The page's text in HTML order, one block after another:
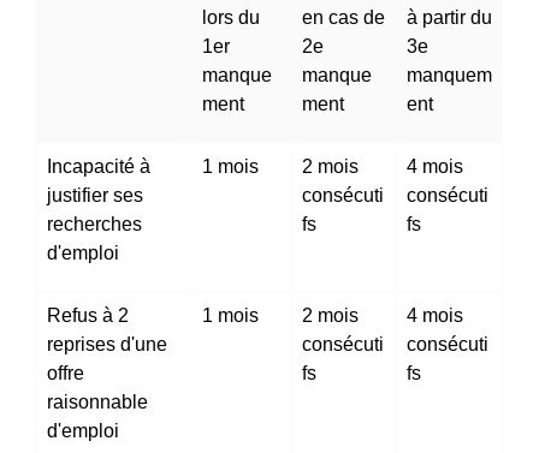
lors du
1er
manque
ment
en cas de
2e
manque
ment
à partir du
3e
manquem
ent
Incapacité à
justifier ses
recherches
d'emploi
1 mois
2 mois
consécuti
fs
4 mois
consécuti
fs
Refus à 2
reprises d'une
offre
raisonnable
d'emploi
1 mois
2 mois
consécuti
fs
4 mois
consécuti
fs